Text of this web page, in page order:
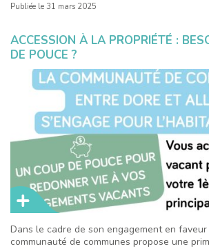
Publiée le 31 mars 2025
ACCESSION À LA PROPRIÉTÉ :
DE POUCE ?
Dans le cadre de son engagement en
communauté de communes propose une